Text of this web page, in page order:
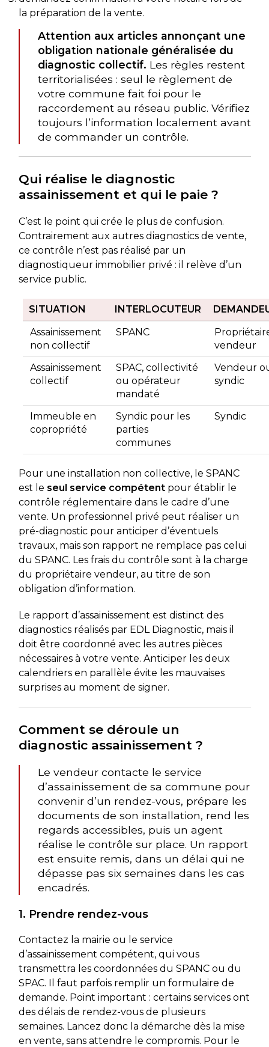
la préparation de la vente.
Attention aux articles annonçant une
obligation nationale généralisée du
diagnostic collectif. Les règles restent
territorialisées : seul le règlement de
votre commune fait foi pour le
raccordement au réseau public. Vérifiez
toujours l’information localement avant
de commander un contrôle.
Qui réalise le diagnostic
assainissement et qui le paie ?
C’est le point qui crée le plus de confusion.
Contrairement aux autres diagnostics de vente,
ce contrôle n’est pas réalisé par un
diagnostiqueur immobilier privé : il relève d’un
service public.
SITUATION INTERLOCUTEUR
Assainissement
non collectif
SPANC
vendeur
Assainissement
collectif
SPAC, collectivité
ou opérateur
mandaté
Vendeur
syndic
Immeuble en
copropriété
Syndic pour les
parties
communes
Syndic
Pour une installation non collective, le SPANC
est le seul service compétentpour établir le
contrôle réglementaire dans le cadre d’une
vente. Un professionnel privé peut réaliser un
pré-diagnostic pour anticiper d’éventuels
travaux, mais son rapport ne remplace pas celui
du SPANC. Les frais du contrôle sont à la charge
du propriétaire vendeur, au titre de son
obligation d’information.
Le rapport d’assainissement est distinct des
diagnostics réalisés par EDL Diagnostic, mais il
doit être coordonné avec les autres pièces
nécessaires à votre vente. Anticiper les deux
calendriers en parallèle évite les mauvaises
surprises au moment de signer.
Comment se déroule un
diagnostic assainissement ?
Le vendeur contacte le service
d’assainissement de sa commune pour
convenir d’un rendez-vous, prépare les
documents de son installation, rend les
regards accessibles, puis un agent
réalise le contrôle sur place. Un rapport
est ensuite remis, dans un délai qui ne
dépasse pas six semaines dans les cas
encadrés.
1. Prendre rendez-vous
Contactez la mairie ou le service
d’assainissement compétent, qui vous
transmettra les coordonnées du SPANC ou du
SPAC. Il faut parfois remplir un formulaire de
demande. Point important : certains services ont
des délais de rendez-vous de plusieurs
semaines. Lancez donc la démarche dès la mise
en vente, sans attendre le compromis. Pour le